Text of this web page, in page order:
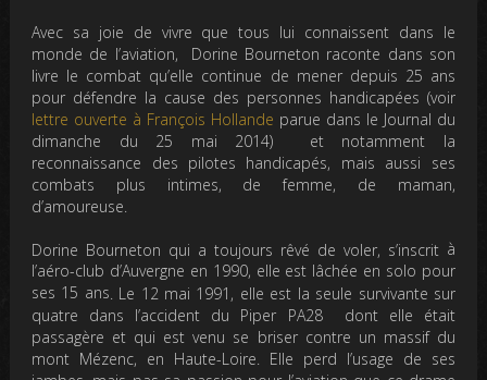
Avec sa joie de vivre que tous lui connaissent dans le
monde de l’aviation, Dorine Bourneton raconte dans son
livre le combat qu’elle continue de mener depuis 25 ans
pour défendre la cause des personnes handicapées (voir
lettre ouverte à François Hollande parue dans le Journal du
dimanche du 25 mai 2014) et notamment la
reconnaissance des pilotes handicapés, mais aussi ses
combats plus intimes, de femme, de maman,
d’amoureuse.
Dorine Bourneton qui a toujours rêvé de voler, s’inscrità
l’aéro-club d’Auvergne en 1990, elle est lâchée en solo pour
ses 15 ans. Le 12 mai 1991, elle est la seule survivante sur
quatre dans l’accident du Piper PA28 dont elle était
passagère et qui est venu se briser contre un massif du
mont Mézenc, en Haute-Loire. Elle perd l’usage de ses